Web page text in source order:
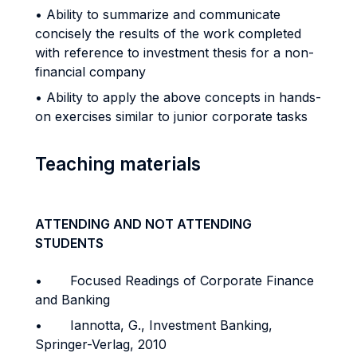
• Ability to summarize and communicate
concisely the results of the work completed
with reference to investment thesis for a non-
financial company
• Ability to apply the above concepts in hands-
on exercises similar to junior corporate tasks
Teaching materials
ATTENDING AND NOT ATTENDING
STUDENTS
• Focused Readings of Corporate Finance
and Banking
• Iannotta, G., Investment Banking,
Springer-Verlag, 2010